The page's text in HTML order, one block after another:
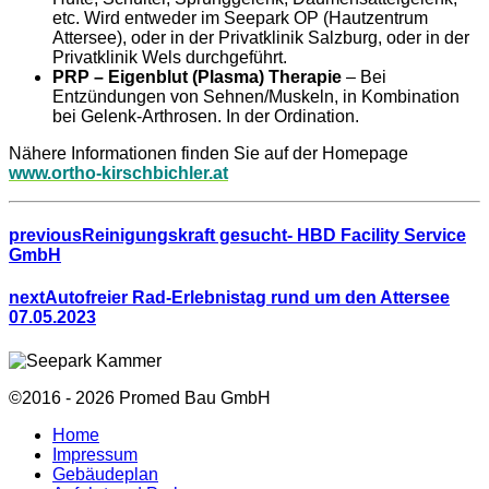
etc. Wird entweder im Seepark OP (Hautzentrum
Attersee), oder in der Privatklinik Salzburg, oder in der
Privatklinik Wels durchgeführt.
PRP – Eigenblut (Plasma) Therapie – Bei
Entzündungen von Sehnen/Muskeln, in Kombination
bei Gelenk-Arthrosen. In der Ordination.
Nähere Informationen finden Sie auf der Homepage
www.ortho-kirschbichler.at
previousReinigungskraft gesucht- HBD Facility Service
GmbH
nextAutofreier Rad-Erlebnistag rund um den Attersee
07.05.2023
©2016 - 2026 Promed Bau GmbH
Home
Impressum
Gebäudeplan